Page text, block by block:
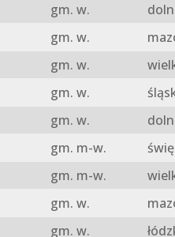
gm. w.
gm. w.
gm. w.
gm. w.
gm. w.
gm. m-w.
gm. m-w.
gm. w.
gm. w.